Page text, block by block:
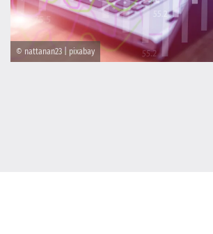
© nattanan23 | pixabay